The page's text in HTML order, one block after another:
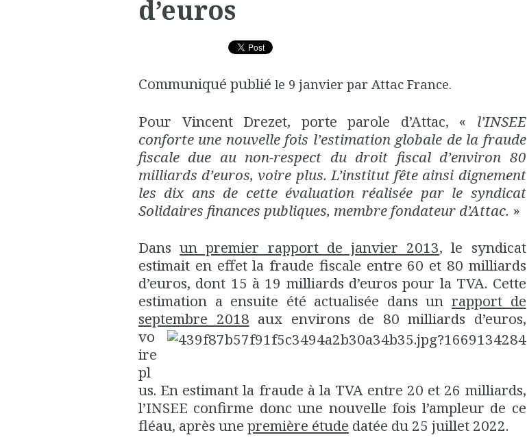
d’euros
Communiqué publié le 9 janvier par Attac France.
Pour Vincent Drezet, porte parole d’Attac, « l’INSEE
conforte une nouvelle fois l’estimation globale de la fraude
fiscale due au non-respect du droit fiscal d’environ 80
milliards d’euros, voire plus. L’institut fête ainsi dignement
les dix ans de cette évaluation réalisée par le syndicat
Solidaires finances publiques, membre fondateur d’Attac. »
Dansun premier rapport de janvier 2013, le syndicat
estimait en effet la fraude fiscale entre 60 et 80 milliards
d’euros, dont 15 à 19 milliards d’euros pour la TVA. Cette
estimation a ensuite été actualisée dans un rapport de
septembre 2018 aux environs de 80 milliards d’euros,
vo
ire
pl
us. En estimant la fraude à la TVA entre 20 et 26 milliards,
l’INSEE confirme donc une nouvelle fois l’ampleur de ce
fléau, après une première étude datée du 25 juillet 2022.